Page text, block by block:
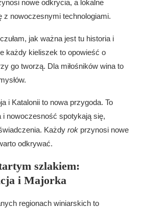
nowe odkrycia, a lokalne
z nowoczesnymi technologiami.
jak ważna jest tu historia i
każdy kieliszek to opowieść o
go tworzą. Dla miłośników wina to
i Katalonii to nowa przygoda. To
i nowoczesność spotykają się,
Każdy rok przynosi nowe
odkrywać.
szlakiem:
i Majorka
regionach winiarskich to